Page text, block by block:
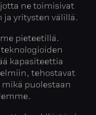
ne toimisivat
ja yritysten välillä.
pieteetillä.
kapasiteettia
tehostavat
puolestaan